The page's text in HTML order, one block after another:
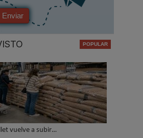
Enviar
vuelve a subir…